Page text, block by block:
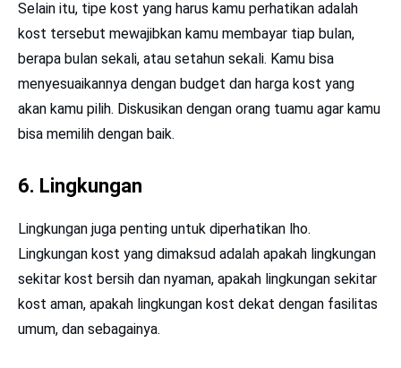
Selain itu, tipe kost yang harus kamu perhatikan adalah
kost tersebut mewajibkan kamu membayar tiap bulan,
berapa bulan sekali, atau setahun sekali. Kamu bisa
menyesuaikannya dengan budget dan harga kost yang
akan kamu pilih. Diskusikan dengan orang tuamu agar kamu
bisa memilih dengan baik.
6. Lingkungan
Lingkungan juga penting untuk diperhatikan lho.
Lingkungan kost yang dimaksud adalah apakah lingkungan
sekitar kost bersih dan nyaman, apakah lingkungan sekitar
kost aman, apakah lingkungan kost dekat dengan fasilitas
umum, dan sebagainya.